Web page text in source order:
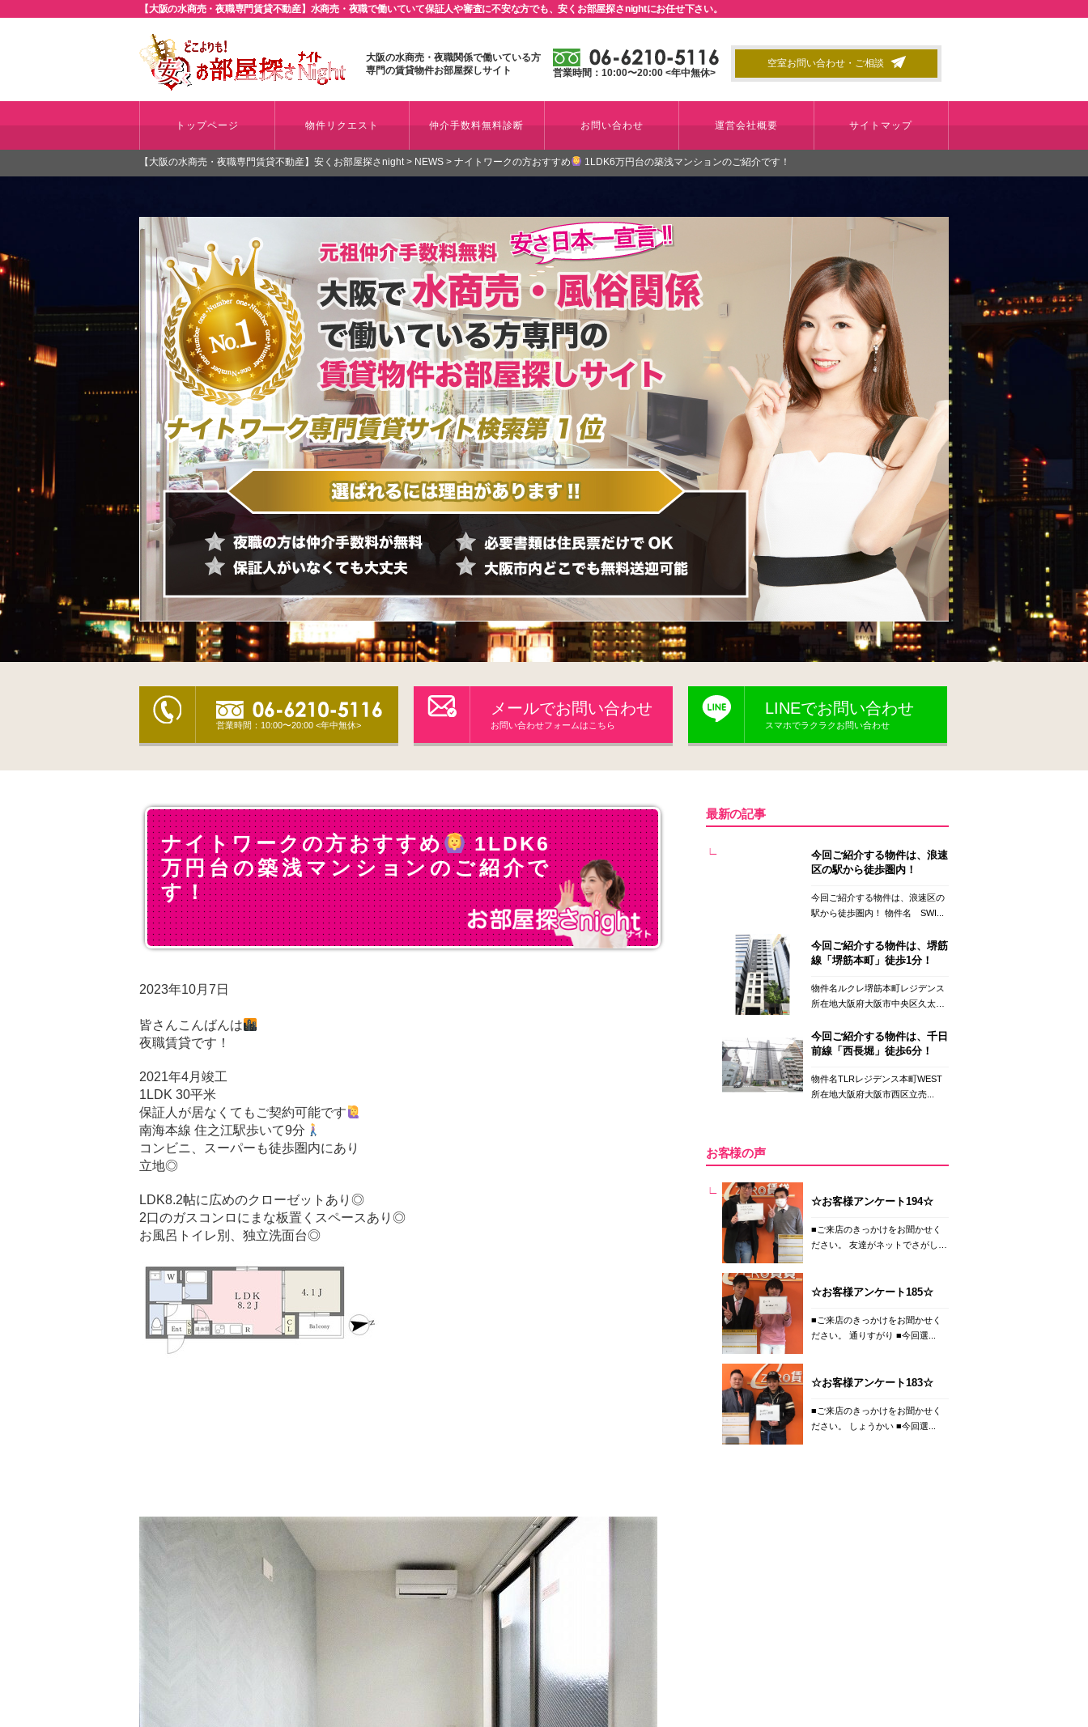
【大阪の水商売・夜職専門賃貸不動産】水商売・夜職で働いていて保証人や審査に不安な方でも、安くお部屋探さnightにお任せ下さい。
大阪の水商売・夜職関係で働いている方
専門の賃貸物件お部屋探しサイト
営業時間：10:00〜20:00 <年中無休>
空室お問い合わせ・ご相談
トップページ 物件リクエスト 仲介手数料無料診断 お問い合わせ 運営会社概要 サイトマップ
【大阪の水商売・夜職専門賃貸不動産】安くお部屋探さnight> NEWS > ナイトワークの方おすすめ 1LDK6万円台の築浅マンションのご紹介です！
営業時間：10:00〜20:00 <年中無休>
メールでお問い合わせ
お問い合わせフォームはこちら
LINEでお問い合わせ
スマホでラクラクお問い合わせ
ナイトワークの方おすすめ
1LDK6
万円台の築浅マンションのご紹介で
す！
2023年10月7日
皆さんこんばんは
夜職賃貸です！
2021年4月竣工
1LDK 30平米
保証人が居なくてもご契約可能です
南海本線 住之江駅歩いて9分
コンビニ、スーパーも徒歩圏内にあり
立地◎
LDK8.2帖に広めのクローゼットあり◎
2口のガスコンロにまな板置くスペースあり◎
お風呂トイレ別、独立洗面台◎
最新の記事
今回ご紹介する物件は、浪速
区の駅から徒歩圏内！
今回ご紹介する物件は、浪速区の
駅から徒歩圏内！ 物件名 SWI...
今回ご紹介する物件は、堺筋
線「堺筋本町」徒歩1分！
物件名ルクレ堺筋本町レジデンス
所在地大阪府大阪市中央区久太
今回ご紹介する物件は、千日
前線「西長堀」徒歩6分！
物件名TLRレジデンス本町WEST
所在地大阪府大阪市西区立売...
お客様の声
☆お客様アンケート194☆
■ご来店のきっかけをお聞かせく
ださい。 友達がネットでさがし
☆お客様アンケート185☆
■ご来店のきっかけをお聞かせく
ださい。 通りすがり ■今回選...
☆お客様アンケート183☆
■ご来店のきっかけをお聞かせく
ださい。 しょうかい ■今回選...